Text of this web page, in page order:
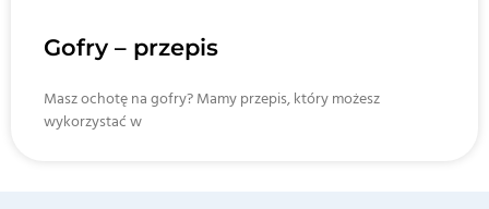
Gofry – przepis
Masz ochotę na gofry? Mamy przepis, który możesz
wykorzystać w